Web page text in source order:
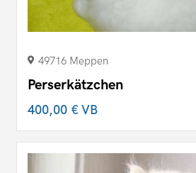
49716 Meppen
Perserkätzchen
400,00 €VB